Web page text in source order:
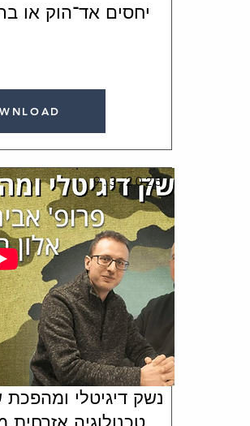
יחסים אד־הוק או
9.3.2025
נשק דיגיטלי